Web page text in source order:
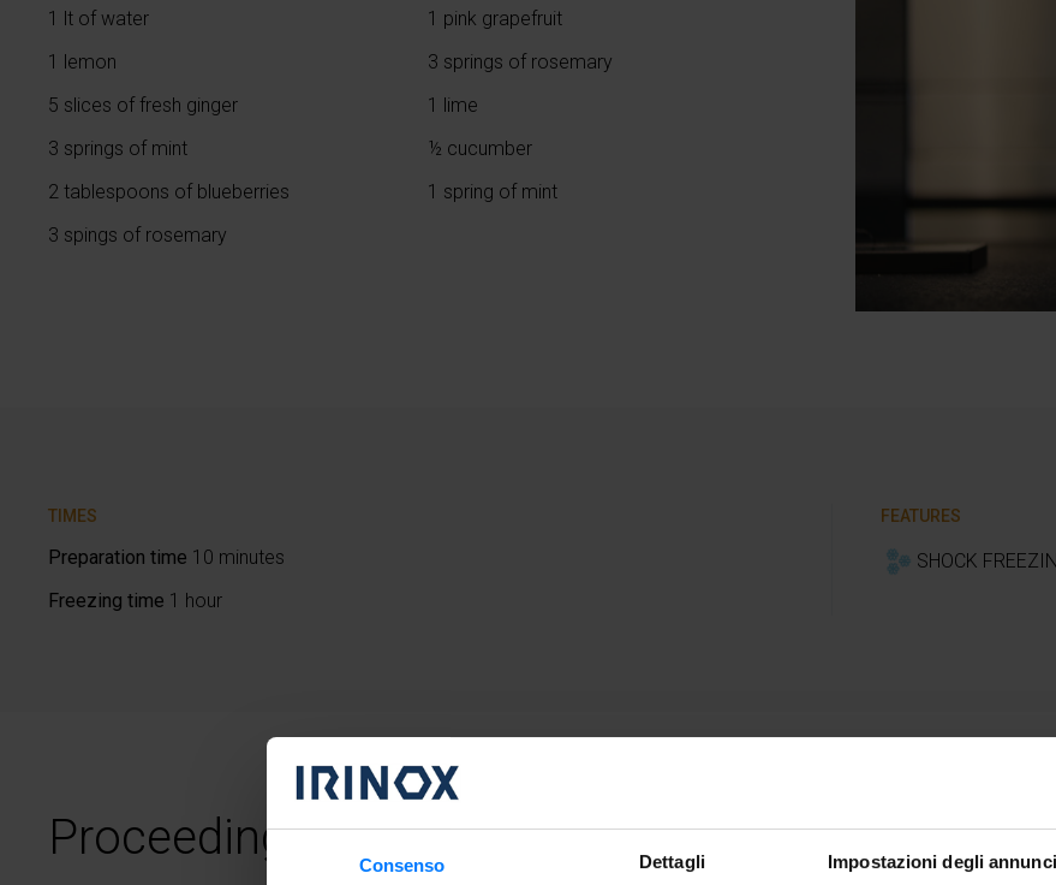
Consenso Dettagli Impostazioni degli annunci
1 lt of water
1 lemon
5 slices of fresh ginger
3 springs of mint
2 tablespoons of blueberries
3 spings of rosemary
1 pink grapefruit
3 springs of rosemary
1 lime
½ cucumber
1 spring of mint
TIMES
Preparation time 10 minutes
Freezing time 1 hour
FEATURES
SHOCK
Proceeding Tips